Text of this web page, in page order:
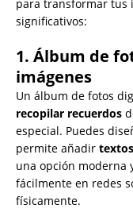
para transformar tus
significativos:
1. Álbum de
imágenes
Un álbum de fotos
recopilar recuerdos
especial. Puedes
permite añadir
una opción moderna
fácilmente en redes
físicamente.